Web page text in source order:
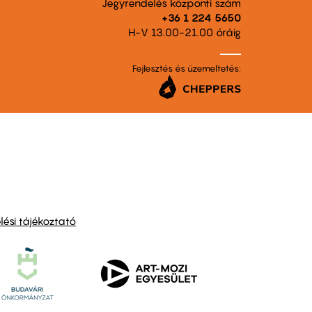
+36 1 224 5650
H-V 13.00-21.00 óráig
Fejlesztés és üzemeltetés:
tájékoztató